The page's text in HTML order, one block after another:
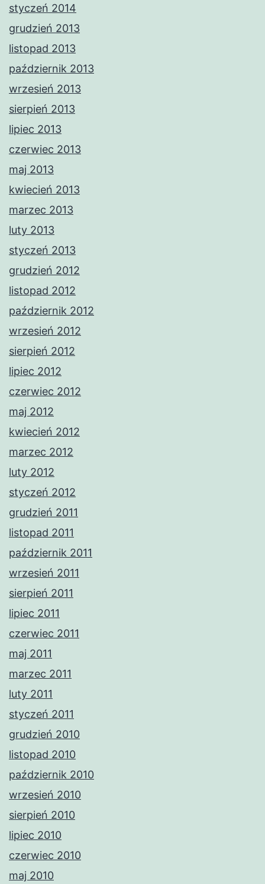
styczeń 2014
grudzień 2013
listopad 2013
październik 2013
wrzesień 2013
sierpień 2013
lipiec 2013
czerwiec 2013
maj 2013
kwiecień 2013
marzec 2013
luty 2013
styczeń 2013
grudzień 2012
listopad 2012
październik 2012
wrzesień 2012
sierpień 2012
lipiec 2012
czerwiec 2012
maj 2012
kwiecień 2012
marzec 2012
luty 2012
styczeń 2012
grudzień 2011
listopad 2011
październik 2011
wrzesień 2011
sierpień 2011
lipiec 2011
czerwiec 2011
maj 2011
marzec 2011
luty 2011
styczeń 2011
grudzień 2010
listopad 2010
październik 2010
wrzesień 2010
sierpień 2010
lipiec 2010
czerwiec 2010
maj 2010